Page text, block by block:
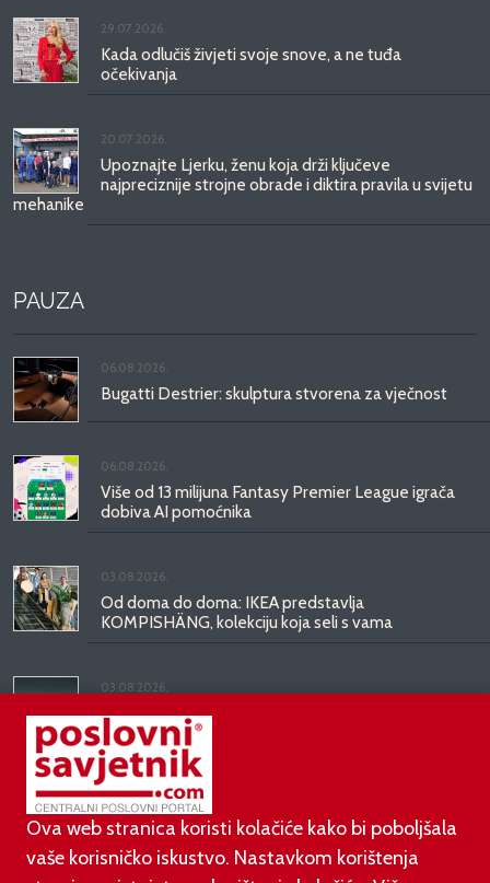
29.07.2026.
Kada odlučiš živjeti svoje snove, a ne tuđa
očekivanja
20.07.2026.
Upoznajte Ljerku, ženu koja drži ključeve
najpreciznije strojne obrade i diktira pravila u svijetu
mehanike
PAUZA
06.08.2026.
Bugatti Destrier: skulptura stvorena za vječnost
06.08.2026.
Više od 13 milijuna Fantasy Premier League igrača
dobiva AI pomoćnika
03.08.2026.
Od doma do doma: IKEA predstavlja
KOMPISHÄNG, kolekciju koja seli s vama
03.08.2026.
Kineski BYD predstavio luksuznu limuzinu veću od
Mercedesove S-klase, obećava domet do 1.000
kilometara
Ova web stranica koristi kolačiće kako bi poboljšala
vaše korisničko iskustvo. Nastavkom korištenja